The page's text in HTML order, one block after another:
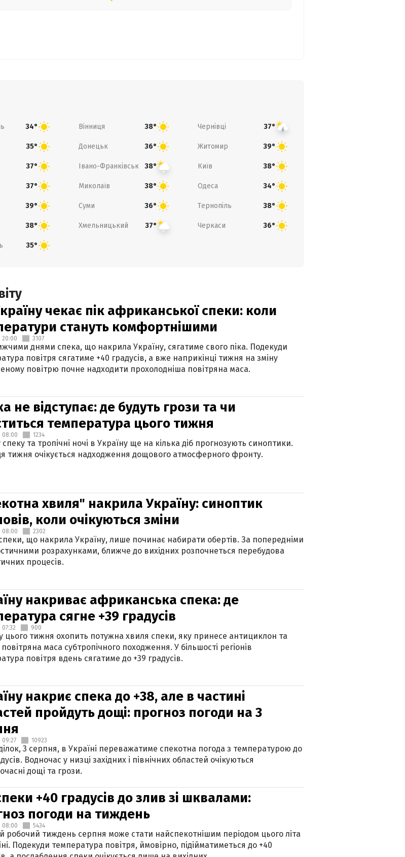
34° Вінниця 38° Чернівці 37°
35° Донецьк 36° Житомир 39°
37° Івано-Франківськ 38° Київ 38°
37° Миколаїв 38° Одеса 34°
39° Суми 36° Тернопіль 38°
38° Хмельницький 37° Черкаси 36°
35°
чекає пік африканської спеки: коли
стануть комфортнішими
20:00 3107
днями спека, що накрила Україну, сягатиме свого піка. Подекуди
повітря сягатиме +40 градусів, а вже наприкінці тижня на зміну
повітрю почне надходити прохолодніша повітряна маса.
не відступає: де будуть грози та чи
температура цього тижня
08:00 1234
та тропічні ночі в Україну ще на кілька діб прогнозують синоптики.
тижня очікується надходження дощового атмосферного фронту.
хвиля" накрила Україну: синоптик
коли очікуються зміни
08:00 2302
що накрила Україну, лише починає набирати обертів. За попередніми
розрахунками, ближче до вихідних розпочнеться перебудова
процесів.
накриває африканська спека: де
сягне +39 градусів
07:32 900
цього тижня охопить потужна хвиля спеки, яку принесе антициклон та
маса субтропічного походження. У більшості регіонів
повітря вдень сягатиме до +39 градусів.
накриє спека до +38, але в частині
пройдуть дощі: прогноз погоди на 3
09:27 10923
3 серпня, в Україні переважатиме спекотна погода з температурою до
Водночас у низці західних і північних областей очікуються
дощі та грози.
+40 градусів до злив зі шквалами:
погоди на тиждень
08:00 5434
робочий тиждень серпня може стати найспекотнішим періодом цього літа
Подекуди температура повітря, ймовірно, підійматиметься до +40